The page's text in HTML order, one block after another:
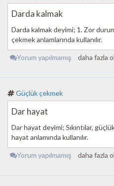
Darda kalmak
Darda kalmak deyimi; 1. Zor
çekmek anlamlarında kullanılır.
Yorum yapılmamış daha fazla
Güçlük çekmek
Dar hayat
Dar hayat deyimi; Sıkıntılar,
hayat anlamında kullanılır.
Yorum yapılmamış daha fazla